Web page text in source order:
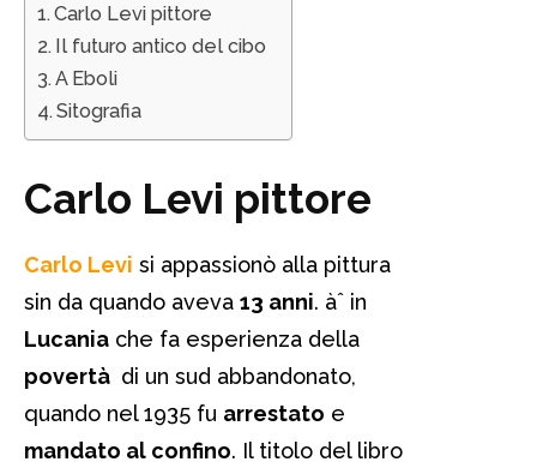
Carlo Levi pittore
Il futuro antico del cibo
A Eboli
Sitografia
Carlo Levi pittore
Carlo Levi si appassionò alla pittura
sin da quando aveva 13 anni. àˆ in
Lucania che fa esperienza della
povertà di un sud abbandonato,
quando nel 1935 fu arrestato e
mandato al confino. Il titolo del libro